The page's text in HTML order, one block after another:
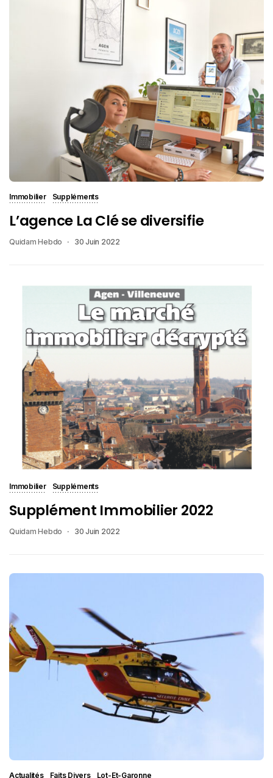
Immobilier Suppléments
L’agence La Clé se diversifie
Quidam Hebdo 30 Juin 2022
Immobilier Suppléments
Supplément Immobilier 2022
Quidam Hebdo 30 Juin 2022
Actualités Faits Divers Lot-Et-Garonne